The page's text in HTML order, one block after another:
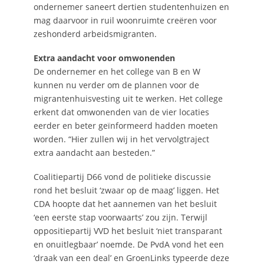
ondernemer saneert dertien studentenhuizen en
mag daarvoor in ruil woonruimte creëren voor
zeshonderd arbeidsmigranten.
Extra aandacht voor omwonenden
De ondernemer en het college van B en W
kunnen nu verder om de plannen voor de
migrantenhuisvesting uit te werken. Het college
erkent dat omwonenden van de vier locaties
eerder en beter geïnformeerd hadden moeten
worden. “Hier zullen wij in het vervolgtraject
extra aandacht aan besteden.”
Coalitiepartij D66 vond de politieke discussie
rond het besluit ‘zwaar op de maag’ liggen. Het
CDA hoopte dat het aannemen van het besluit
‘een eerste stap voorwaarts’ zou zijn. Terwijl
oppositiepartij VVD het besluit ‘niet transparant
en onuitlegbaar’ noemde. De PvdA vond het een
‘draak van een deal’ en GroenLinks typeerde deze